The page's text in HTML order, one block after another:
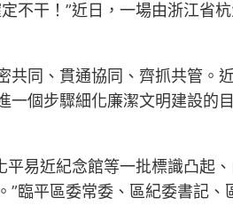
不干！”近日，一場由浙江省
同、貫通協同、齊抓共管。
個步驟細化廉潔文明建設
平易近紀念館等一批標識凸起
臨平區委常委、區紀委書記、